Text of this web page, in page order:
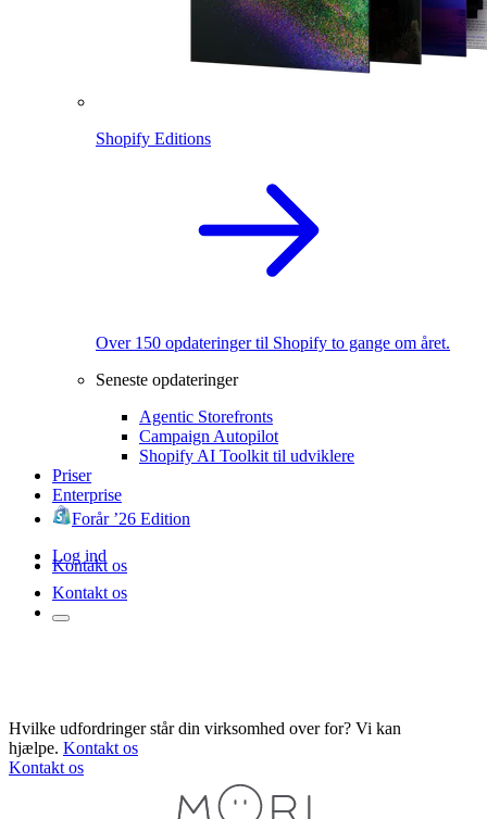
Shopify Editions
Over 150 opdateringer til Shopify to gange om året.
Seneste opdateringer
Agentic Storefronts
Campaign Autopilot
Shopify AI Toolkit til udviklere
Priser
Enterprise
Forår ’26 Edition
Log ind
Kontakt os
Kontakt os
Hvilke udfordringer står din virksomhed over for? Vi kan
hjælpe. Kontakt os
Kontakt os